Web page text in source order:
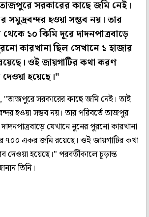
সরকারের কাছে জমি নেই।
সমুদ্রবন্দর হওয়া সম্ভব নয়। তার
১০ কিমি দূরে দাদনপাত্রবাড়ে
কারখানা ছিল সেখানে ১ হাজার
ওই জায়গাটির কথা করণ
হয়েছে।"
সরকারের কাছে জমি নেই। তাই
হওয়া সম্ভব নয়। তার পরিবর্তে তাজপুর
যেখানে নুনের পুরনো কারখানা
৭০০ একর জমি রয়েছে। ওই জায়গাটির কথা
দেওয়া হয়েছে।" পরবর্তীকালে চূড়ান্ত
তিনি।